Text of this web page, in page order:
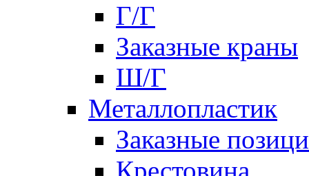
Г/Г
Заказные краны
Ш/Г
Металлопластик
Заказные